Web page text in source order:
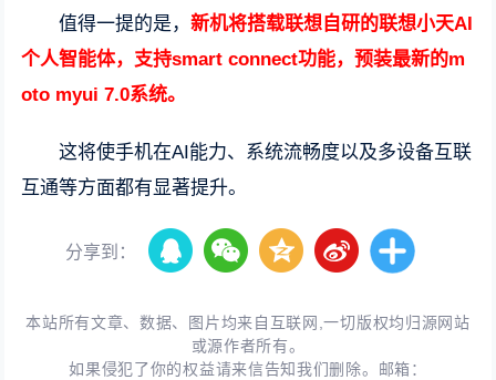
值得一提的是，新机将搭载联想自研的联想小天AI
个人智能体，支持smart connect功能，预装最新的m
oto myui 7.0系统。
这将使手机在AI能力、系统流畅度以及多设备互联
互通等方面都有显著提升。
分享到：
本站所有文章、数据、图片均来自互联网,一切版权均归源网站
或源作者所有。
如果侵犯了你的权益请来信告知我们删除。邮箱：